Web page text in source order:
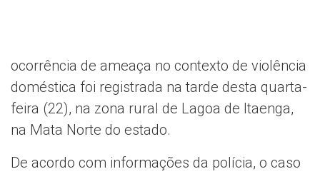
ocorrência de ameaça no contexto de violência
doméstica foi registrada na tarde desta quarta-
feira (22), na zona rural de Lagoa de Itaenga,
na Mata Norte do estado.
De acordo com informações da polícia, o caso